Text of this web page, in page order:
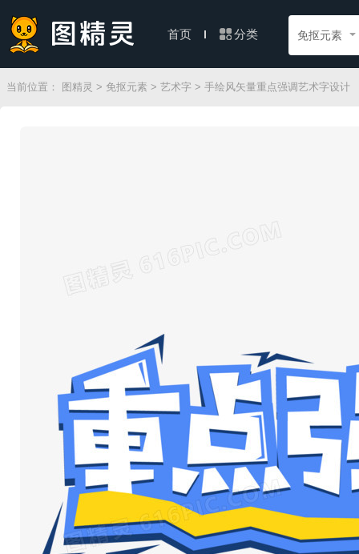
首页 分类 免抠元素
当前位置： 图精灵 > 免抠元素 > 艺术字 > 手绘风矢量重点强调艺术字设计